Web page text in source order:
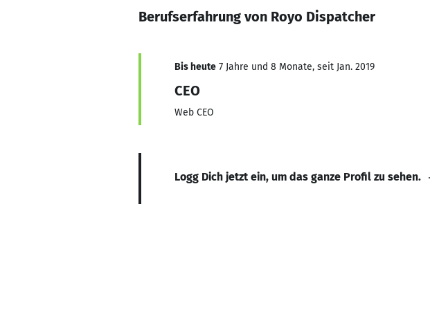
Berufserfahrung von Royo Dispatcher
Bis heute 7 Jahre und 8 Monate, seit Jan. 2019
CEO
Web CEO
Logg Dich jetzt ein, um das ganze Profil zu sehen.